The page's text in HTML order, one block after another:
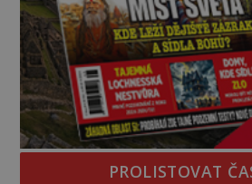
PROLISTOVAT